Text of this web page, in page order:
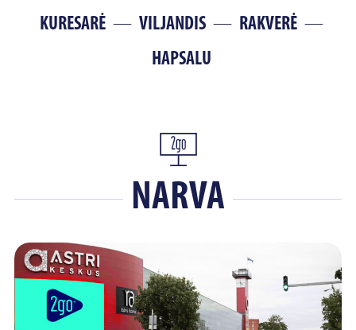
KURESARĖ
VILJANDIS
RAKVERĖ
HAPSALU
NARVA